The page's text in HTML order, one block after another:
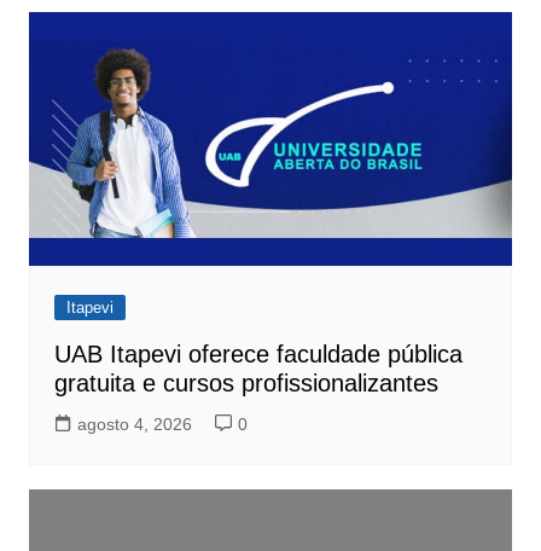
Itapevi
UAB Itapevi oferece faculdade pública
gratuita e cursos profissionalizantes
agosto 4, 2026 0